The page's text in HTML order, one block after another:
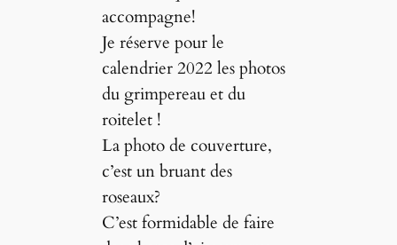
accompagne!
Je réserve pour le
calendrier 2022 les photos
du grimpereau et du
roitelet !
La photo de couverture,
c’est un bruant des
roseaux?
C’est formidable de faire